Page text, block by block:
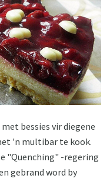
bessies vir diegene
'n multibar te kook.
"Quenching" -regering
gebrand word by